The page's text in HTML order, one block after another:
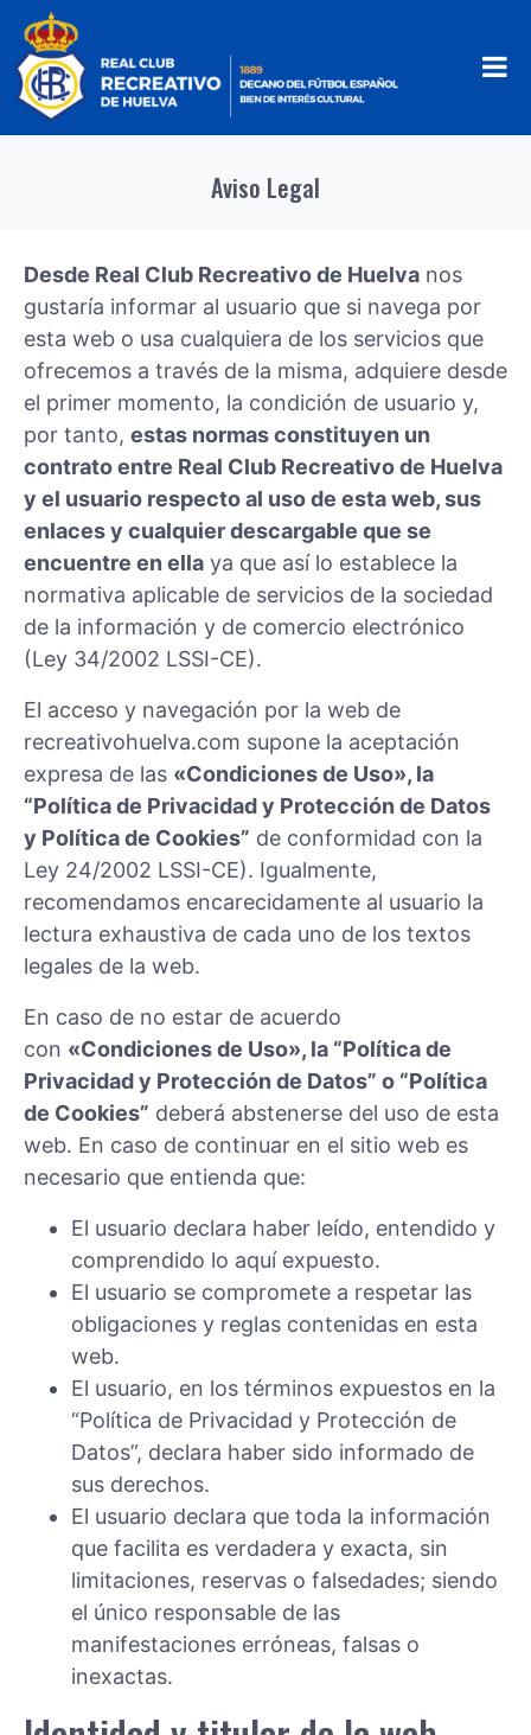
Aviso Legal
Desde Real Club Recreativo de Huelva nos
gustaría informar al usuario que si navega por
esta web o usa cualquiera de los servicios que
ofrecemos a través de la misma, adquiere desde
el primer momento, la condición de usuario y,
por tanto, estas normas constituyen un
contrato entre Real Club Recreativo de Huelva
y el usuario respecto al uso de esta web, sus
enlaces y cualquier descargable que se
encuentre en ella ya que así lo establece la
normativa aplicable de servicios de la sociedad
de la información y de comercio electrónico
(Ley 34/2002 LSSI-CE).
El acceso y navegación por la web de
recreativohuelva.com supone la aceptación
expresa de las «Condiciones de Uso», la
“Política de Privacidad y Protección de Datos
y Política de Cookies” de conformidad con la
Ley 24/2002 LSSI-CE). Igualmente,
recomendamos encarecidamente al usuario la
lectura exhaustiva de cada uno de los textos
legales de la web.
En caso de no estar de acuerdo
con «Condiciones de Uso», la “Política de
Privacidad y Protección de Datos” o “Política
de Cookies” deberá abstenerse del uso de esta
web. En caso de continuar en el sitio web es
necesario que entienda que:
El usuario declara haber leído, entendido y
comprendido lo aquí expuesto.
El usuario se compromete a respetar las
obligaciones y reglas contenidas en esta
web.
El usuario, en los términos expuestos en la
“Política de Privacidad y Protección de
Datos”, declara haber sido informado de
sus derechos.
El usuario declara que toda la información
que facilita es verdadera y exacta, sin
limitaciones, reservas o falsedades; siendo
el único responsable de las
manifestaciones erróneas, falsas o
inexactas.